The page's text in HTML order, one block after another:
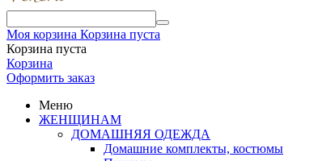
Моя корзина Корзина пуста
Корзина пуста
Корзина
Оформить заказ
Меню
ЖЕНЩИНАМ
ДОМАШНЯЯ ОДЕЖДА
Домашние комплекты, костюмы